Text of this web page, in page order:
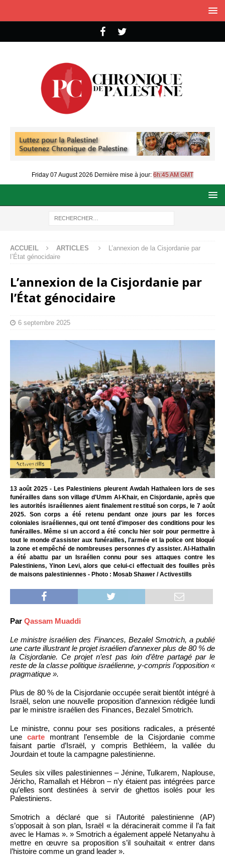
Friday 07 August 2026 Dernière mise à jour: 6h:45 AM GMT
ACCUEIL ARTICLES
L’annexion de la Cisjordanie par
l’État génocidaire
L’annexion de la Cisjordanie par
l’État génocidaire
6 septembre 2025
13 août 2025 - Les Palestiniens pleurent Awdah Hathaleen lors de ses
funérailles dans son village d'Umm Al-Khair, en Cisjordanie, après que
les autorités israéliennes aient finalement restitué son corps, le 7 août
2025. Son corps a été retenu pendant onze jours par les forces
coloniales israéliennes, qui ont tenté d'imposer des conditions pour les
funérailles. Même si un accord a été conclu hier soir pour permettre à
tout le monde d'assister aux funérailles, l'armée et la police ont bloqué
la zone et empêché de nombreuses personnes d'y assister. Al-Hathalin
a été abattu par un Israélien connu pour ses attaques contre les
Palestiniens, Yinon Levi, alors que celui-ci effectuait des fouilles près
de maisons palestiniennes - Photo : Mosab Shawer / Activestills
Par Qassam Muaddi
Le ministre israélien des Finances, Bezalel Smotrich, a publié
une carte illustrant le projet israélien d’annexer plus de 80 % de
la Cisjordanie. Ce projet n’est pas loin d’être partagé par le
reste de la classe politique israélienne, y-compris l’opposition «
pragmatique ».
Plus de 80 % de la Cisjordanie occupée serait bientôt intégré à
Israël, selon une nouvelle proposition d’annexion rédigée lundi
par le ministre israélien des Finances, Bezalel Smotrich.
Le ministre, connu pour ses positions radicales, a présenté
unecarte montrant l’ensemble de la Cisjordanie comme
faisant partie d’Israël, y compris Bethléem, la vallée du
Jourdain et toute la campagne palestinienne.
Seules six villes palestiniennes – Jénine, Tulkarem, Naplouse,
Jéricho, Ramallah et Hébron – n’y étaient pas intégrées parce
qu’elles sont destinées à servir de ghettos isolés pour les
Palestiniens.
Smotrich a déclaré que si l’Autorité palestinienne (AP)
s’opposait à son plan, Israël « la déracinerait comme il l’a fait
avec le Hamas ». » Smotrich a également appelé Netanyahu à
mettre en œuvre sa proposition s’il souhaitait « entrer dans
l’histoire comme un grand leader ».